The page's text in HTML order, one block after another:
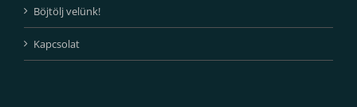
Böjtölj velünk!
Kapcsolat